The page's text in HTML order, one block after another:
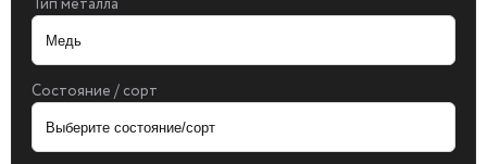
Тип металла
Состояние / сорт